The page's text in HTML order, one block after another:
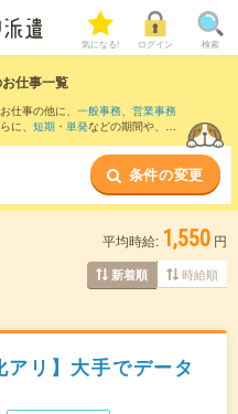
気になる! ログイン 検索
仕事一覧
仕事の他に、 一般事務、 営業事務
に、 短期 ・ 単発などの期間や、 職
条件の変更
平均時給: 1,550 円
新着順 時給順
アリ】大手でデータ